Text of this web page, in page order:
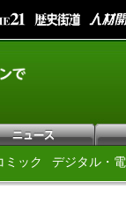
ミック デジタル・